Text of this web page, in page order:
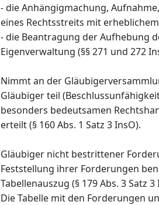
- die Anhängigmachung,
eines Rechtsstreits mit
- die Beantragung der Aufhebung
Eigenverwaltung (§§ 271 und 272
Nimmt an der
Gläubiger teil
besonders bedeutsamen
erteilt (§ 160 Abs. 1 Satz 3 InsO).
Gläubiger nicht bestrittener
Feststellung ihrer Forderungen
Tabellenauszug (§ 179 Abs. 3 Satz 3
Die Tabelle mit den Forderungen